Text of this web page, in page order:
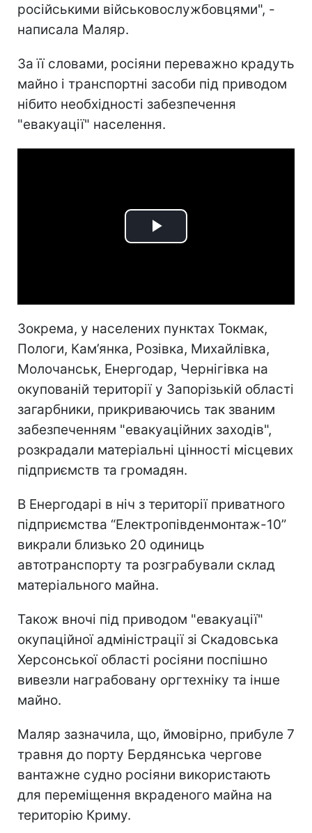
російськими військовослужбовцями", -
написала Маляр.
За її словами, росіяни переважно крадуть
майно і транспортні засоби під приводом
нібито необхідності забезпечення
"евакуації" населення.
Play
Зокрема, у населених пунктах Токмак,
Пологи, Кам’янка, Розівка, Михайлівка,
Молочанськ, Енергодар, Чернігівка на
окупованій території у Запорізькій області
загарбники, прикриваючись так званим
забезпеченням "евакуаційних заходів",
розкрадали матеріальні цінності місцевих
підприємств та громадян.
В Енергодарі в ніч з території приватного
підприємства “Електропівденмонтаж-10”
викрали близько 20 одиниць
автотранспорту та розграбували склад
матеріального майна.
Також вночі під приводом "евакуації"
окупаційної адміністрації зі Скадовська
Херсонської області росіяни поспішно
вивезли награбовану оргтехніку та інше
майно.
Маляр зазначила, що, ймовірно, прибуле 7
травня до порту Бердянська чергове
вантажне судно росіяни використають
для переміщення вкраденого майна на
територію Криму.